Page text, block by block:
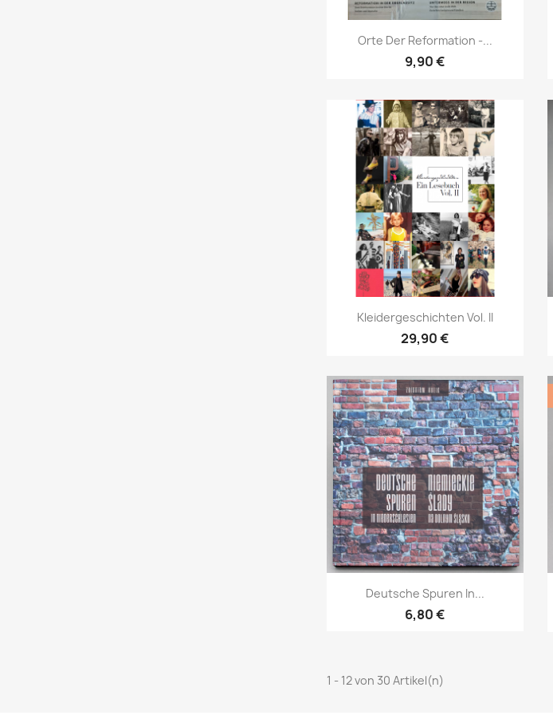
Vorschau
Orte Der Reformation -...
9,90 €
Vorschau
Kleidergeschichten Vol. II
29,90 €
Vorschau
Deutsche Spuren In...
6,80 €
1 - 12 von 30 Artikel(n)